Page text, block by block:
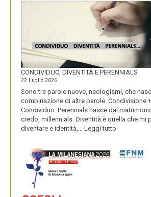
CONDIVIDUO, DIVENTITÀ E PERENNIALS
22 Luglio 2026
Sono tre parole nuove, neologismi, che
combinazione di altre parole. Condivisione
Condividuo. Perennials nasce dal
credo, millennials. Diventità è quella che mi
diventare e identità,… Leggi tutto
E